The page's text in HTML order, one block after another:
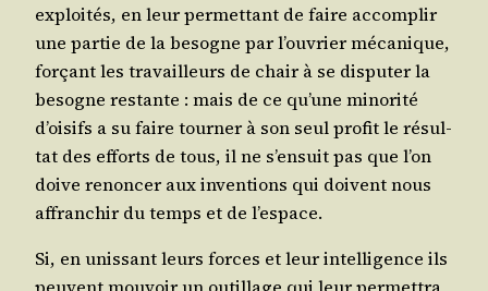
exploi­tés, en leur per­met­tant de faire accom­plir
une par­tie de la besogne par l’ou­vrier méca­nique,
for­çant les tra­vailleurs de chair à se dis­pu­ter la
besogne res­tante : mais de ce qu’une mino­ri­té
d’oi­sifs a su faire tour­ner à son seul pro­fit le résul­
tat des efforts de tous, il ne s’en­suit pas que l’on
doive renon­cer aux inven­tions qui doivent nous
affran­chir du temps et de l’espace.
Si, en unis­sant leurs forces et leur intel­li­gence ils